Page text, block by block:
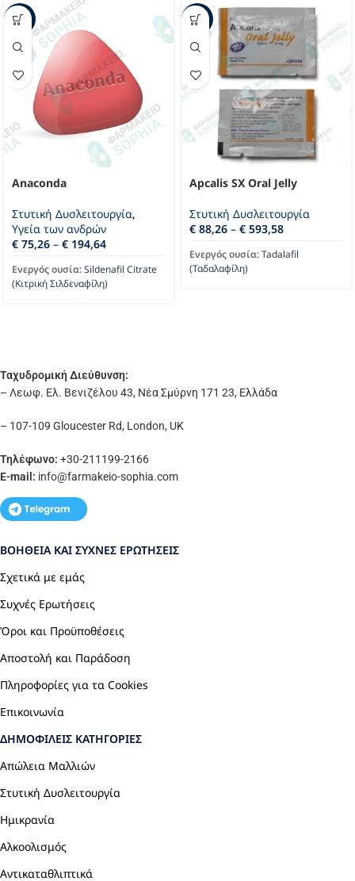
-22%
Anaconda
Στυτική Δυσλειτουργία,
Υγεία των ανδρών
€ 75,26 – € 194,64
Ενεργός ουσία:Sildenafil Citrate
(Κιτρική Σιλδεναφίλη)
-33%
Apcalis SX Oral Jelly
Στυτική Δυσλειτουργία
€ 88,26 – € 593,58
Ενεργός ουσία:Tadalafil
(Ταδαλαφίλη)
Ταχυδρομική Διεύθυνση:
– Λεωφ. Ελ. Βενιζέλου 43, Νέα Σμύρνη 171 23, Ελλάδα
– 107-109 Gloucester Rd, London, UK
Τηλέφωνο: +30-211199-2166
E-mail: info@farmakeio-sophia.com
ΒΟΉΘΕΙΑ ΚΑΙ ΣΥΧΝΈΣ ΕΡΩΤΉΣΕΙΣ
Σχετικά με εμάς
Συχνές Ερωτήσεις
Όροι και Προϋποθέσεις
Αποστολή και Παράδοση
Πληροφορίες για τα Cookies
Επικοινωνία
ΔΗΜΟΦΙΛΕΊΣ ΚΑΤΗΓΟΡΊΕΣ
Απώλεια Μαλλιών
Στυτική Δυσλειτουργία
Ημικρανία
Αλκοολισμός
Αντικαταθλιπτικά